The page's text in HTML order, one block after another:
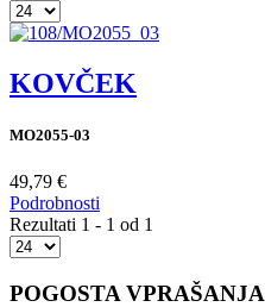
KOVČEK
MO2055-03
49,79 €
Podrobnosti
Rezultati 1 - 1 od 1
POGOSTA VPRAŠANJA